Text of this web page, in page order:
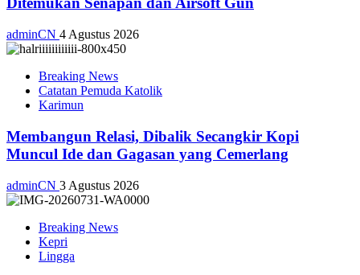
adminCN 4 Agustus 2026
Breaking News
Catatan Pemuda Katolik
Karimun
Membangun Relasi, Dibalik Secangkir Kopi
Muncul Ide dan Gagasan yang Cemerlang
adminCN 3 Agustus 2026
Breaking News
Kepri
Lingga